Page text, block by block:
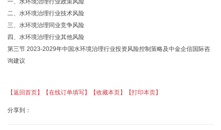
一、水环境治理行业政策风险
二、水环境治理行业技术风险
三、水环境治理同业竞争风险
四、水环境治理行业其他风险
第三节 2023-2029年中国水环境治理行业投资风险控制策略及中金企信国际咨
询建议
【返回首页】 【在线订单填写】 【收藏本页】 【打印本页】
分享到：